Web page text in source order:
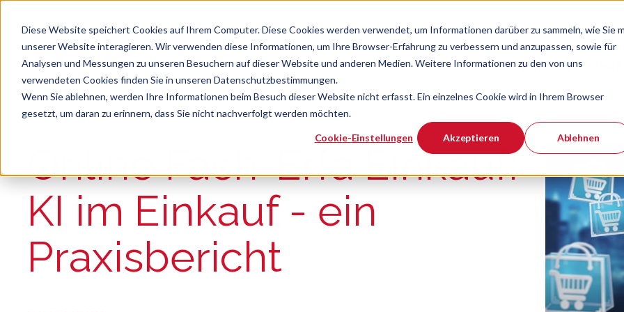
Diese Website speichert Cookies auf Ihrem Computer. Diese Cookies werden verwendet, um Informationen darüber zu sammeln, wie Sie
unserer Website interagieren. Wir verwenden diese Informationen, um Ihre Browser-Erfahrung zu verbessern und anzupassen, sowie für
Analysen und Messungen zu unseren Besuchern auf dieser Website und anderen Medien. Weitere Informationen zu den von uns
verwendeten Cookies finden Sie in unseren Datenschutzbestimmungen.
Wenn Sie ablehnen, werden Ihre Informationen beim Besuch dieser Website nicht erfasst. Ein einzelnes Cookie wird in Ihrem Browser
gesetzt, um daran zu erinnern, dass Sie nicht nachverfolgt werden möchten.
Cookie-Einstellungen Akzeptieren Ablehnen
Zeige
Verband
Suche
Es gibt keine Vorschläge, da das Suchfeld leer ist.
Online Fach-Erfa Einkauf:
KI im Einkauf - ein
Praxisbericht